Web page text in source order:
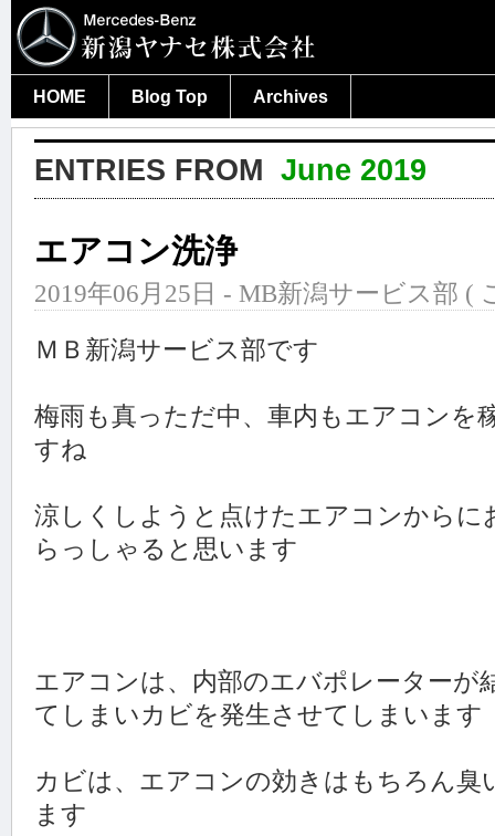
HOME Blog Top Archives
ENTRIES FROM June 2019
エアコン洗浄
2019年06月25日 - MB新潟サービス部 (
ＭＢ新潟サービス部です
梅雨も真っただ中、車内もエアコンを
すね
涼しくしようと点けたエアコンから
らっしゃると思います
エアコンは、内部のエバポレーターが
てしまいカビを発生させてしまいます
カビは、エアコンの効きはもちろん
ます